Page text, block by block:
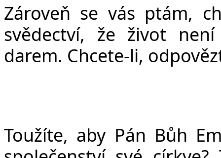
Zároveň se vás ptám,
svědectví, že život
darem. Chcete-li,
Toužíte, aby Pán Bůh